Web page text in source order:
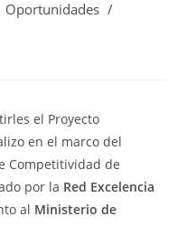
Oportunidades /
el Proyecto
en el marco del
Competitividad de
por la Red Excelencia
al Ministerio de